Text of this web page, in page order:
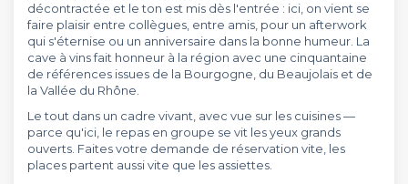
décontractée et le ton est mis dès l'entrée : ici, on vient se
faire plaisir entre collègues, entre amis, pour un afterwork
qui s'éternise ou un anniversaire dans la bonne humeur. La
cave à vins fait honneur à la région avec une cinquantaine
de références issues de la Bourgogne, du Beaujolais et de
la Vallée du Rhône.
Le tout dans un cadre vivant, avec vue sur les cuisines —
parce qu'ici, le repas en groupe se vit les yeux grands
ouverts. Faites votre demande de réservation vite, les
places partent aussi vite que les assiettes.